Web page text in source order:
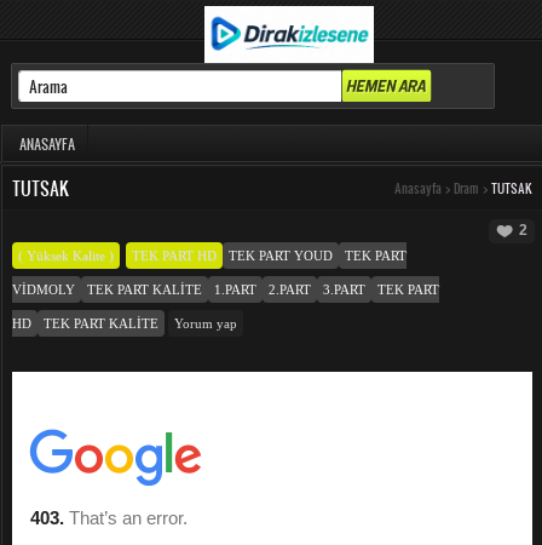
ANASAYFA
TUTSAK Anasayfa > Dram > TUTSAK
2
( Yüksek Kalite ) TEK PART HD TEK PART YOUD TEK PART
VIDMOLY TEK PART KALITE 1.PART 2.PART 3.PART TEK PART
HD TEK PART KALITE Yorum yap